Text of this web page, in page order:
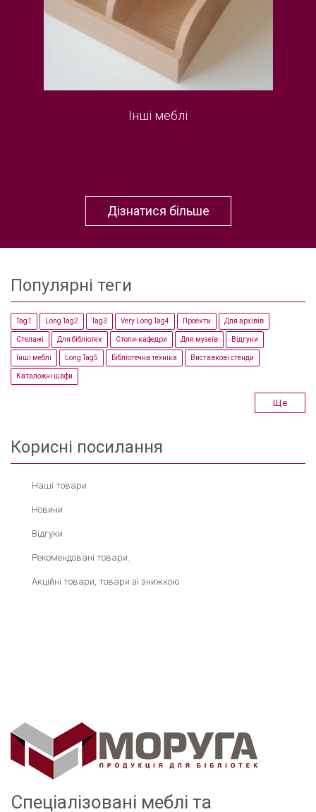
Інші меблі
Дізнатися більше
Популярні теги
Tag1 Long Tag2 Tag3 Very Long Tag4 Проекти Для архівів
Стелажі Для бібліотек Столи-кафедри Для музеїв Відгуки
Інші меблі Long Tag5 Бібліотечна техніка Виставкові стенди
Каталожні шафи
Ще
Корисні посилання
Наші товари
Новини
Відгуки
Рекомендовані товари.
Акційні товари, товари зі знижкою
Спеціалізовані меблі та